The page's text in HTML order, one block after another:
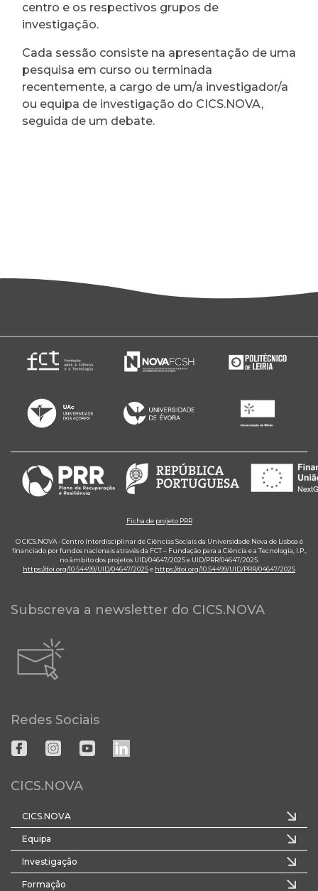
centro e os respectivos grupos de
investigação.
Cada sessão consiste na apresentação de uma
pesquisa em curso ou terminada
recentemente, a cargo de um/a investigador/a
ou equipa de investigação do CICS.NOVA,
seguida de um debate.
Ficha de projeto PRR
O CICS.NOVA - Centro Interdisciplinar de Ciências Sociais da Universidade Nova de Lisboa é
financiado por fundos nacionais através da FCT – Fundação para a Ciência e a Tecnologia, I.P.,
no âmbito dos projetos UID/04647/2025 e UID/PRR/04647/2025.
https://doi.org/10.54499/UID/04647/2025e https://doi.org/10.54499/UID/PRR/04647/2025
Subscreva a newsletter do CICS.NOVA
Redes Sociais
CICS.NOVA
CICS.NOVA
Equipa
Investigação
Formação